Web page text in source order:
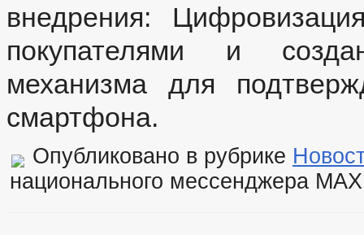
внедрения:
покупателями и
механизма для
смартфона.
Опубликовано в рубрике
национального мессенджера МАХ